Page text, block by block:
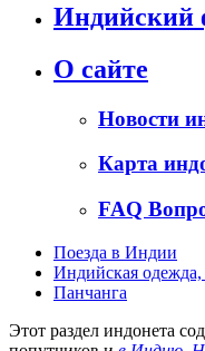
Индийский
О сайте
Новости
Карта
FAQ
Поезда в Индии
Индийская
Панчанга
Этот раздел индонета